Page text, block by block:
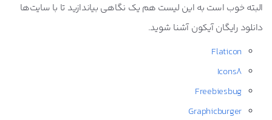
البته خوب است به این لیست هم یک نگاهی بیاندازید تا با سایت‌ها
دانلود رایگان آیکون آشنا شوید.
Flaticon
Icons8
Freebiesbug
Graphicburger